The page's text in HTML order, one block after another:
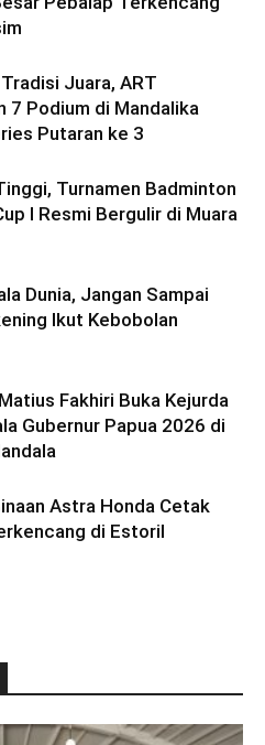
Juara, ART
7 Podium di Mandalika
Putaran ke 3
Turnamen Badminton
I Resmi Bergulir di Muara
Dunia, Jangan Sampai
Ikut Kebobolan
Fakhiri Buka Kejurda
Gubernur Papua 2026 di
Astra Honda Cetak
di Estoril